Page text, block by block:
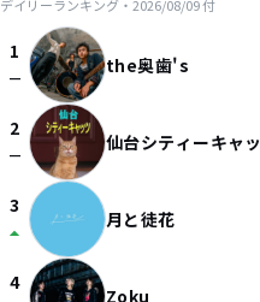
デイリーランキング・ 2026/08/09付
1
check_indeterminate_small the奥歯's
2
check_indeterminate_small 仙台シティーキャ
3
arrow_drop_up 月と徒花
4
Zoku